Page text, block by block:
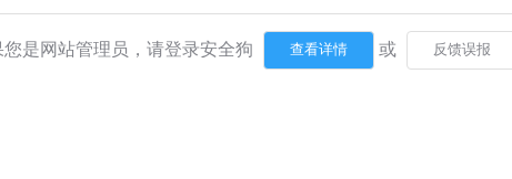
您是网站管理员，请登录安全狗 或